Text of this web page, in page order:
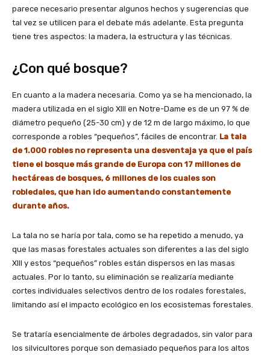
parece necesario presentar algunos hechos y sugerencias que
tal vez se utilicen para el debate más adelante. Esta pregunta
tiene tres aspectos: la madera, la estructura y las técnicas.
¿Con qué bosque?
En cuanto a la madera necesaria. Como ya se ha mencionado, la
madera utilizada en el siglo XIII en Notre-Dame es de un 97 % de
diámetro pequeño (25-30 cm) y de 12 m de largo máximo, lo que
corresponde a robles “pequeños”, fáciles de encontrar. La tala
de 1.000 robles no representa una desventaja ya que el país
tiene el bosque más grande de Europa con 17 millones de
hectáreas de bosques, 6 millones de los cuales son
robledales, que han ido aumentando constantemente
durante años.
La tala no se haría por tala, como se ha repetido a menudo, ya
que las masas forestales actuales son diferentes a las del siglo
XIII y estos “pequeños” robles están dispersos en las masas
actuales. Por lo tanto, su eliminación se realizaría mediante
cortes individuales selectivos dentro de los rodales forestales,
limitando así el impacto ecológico en los ecosistemas forestales.
Se trataría esencialmente de árboles degradados, sin valor para
los silvicultores porque son demasiado pequeños para los altos